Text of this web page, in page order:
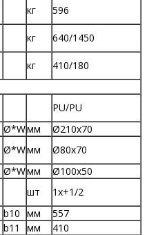
кг 596
кг 640/1450
кг
410/180
PU/PU
Ø*Wмм
Ø210х70
Ø*Wмм
Ø80х70
Ø*Wмм
Ø100х50
шт
1х+1/2
b10 мм
557
b11 мм
410